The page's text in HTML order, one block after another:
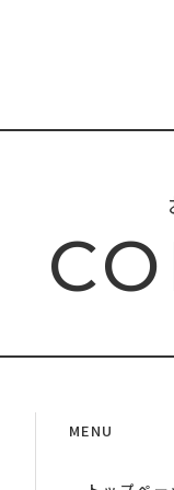
MENU